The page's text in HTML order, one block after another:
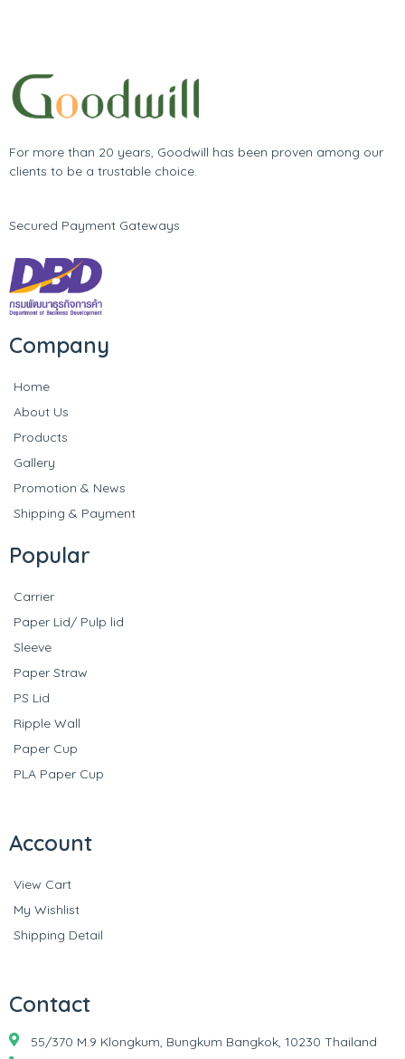
For more than 20 years, Goodwill has been proven among our
clients to be a trustable choice.
Secured Payment Gateways
Company
Home
About Us
Products
Gallery
Promotion & News
Shipping & Payment
Popular
Carrier
Paper Lid/ Pulp lid
Sleeve
Paper Straw
PS Lid
Ripple Wall
Paper Cup
PLA Paper Cup
Account
View Cart
My Wishlist
Shipping Detail
Contact
55/370 M.9 Klongkum, Bungkum Bangkok, 10230 Thailand